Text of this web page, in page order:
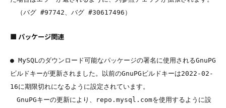
■ パッケージ関連
● MySQLのダウンロード可能なパッケージの署名に使用されるGnuPG
ビルドキーが更新されました。以前のGnuPGビルドキーは2022-02-
16に期限切れになるように設定されています。
GnuPGキーの更新により、repo.mysql.comを使用するように設